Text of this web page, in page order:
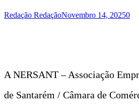
Redação RedaçãoNovembro 14, 20250
A NERSANT – Associação
de Santarém / Câmara de